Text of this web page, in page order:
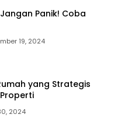
Panik! Coba
19, 2024
yang Strategis
2024